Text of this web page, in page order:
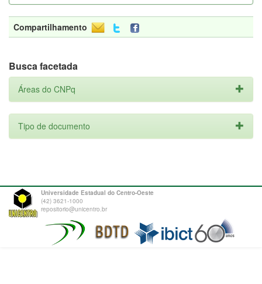
Compartilhamento
Busca facetada
Áreas do CNPq
Tipo de documento
Universidade Estadual do Centro-Oeste
(42) 3621-1000
repositorio@unicentro.br